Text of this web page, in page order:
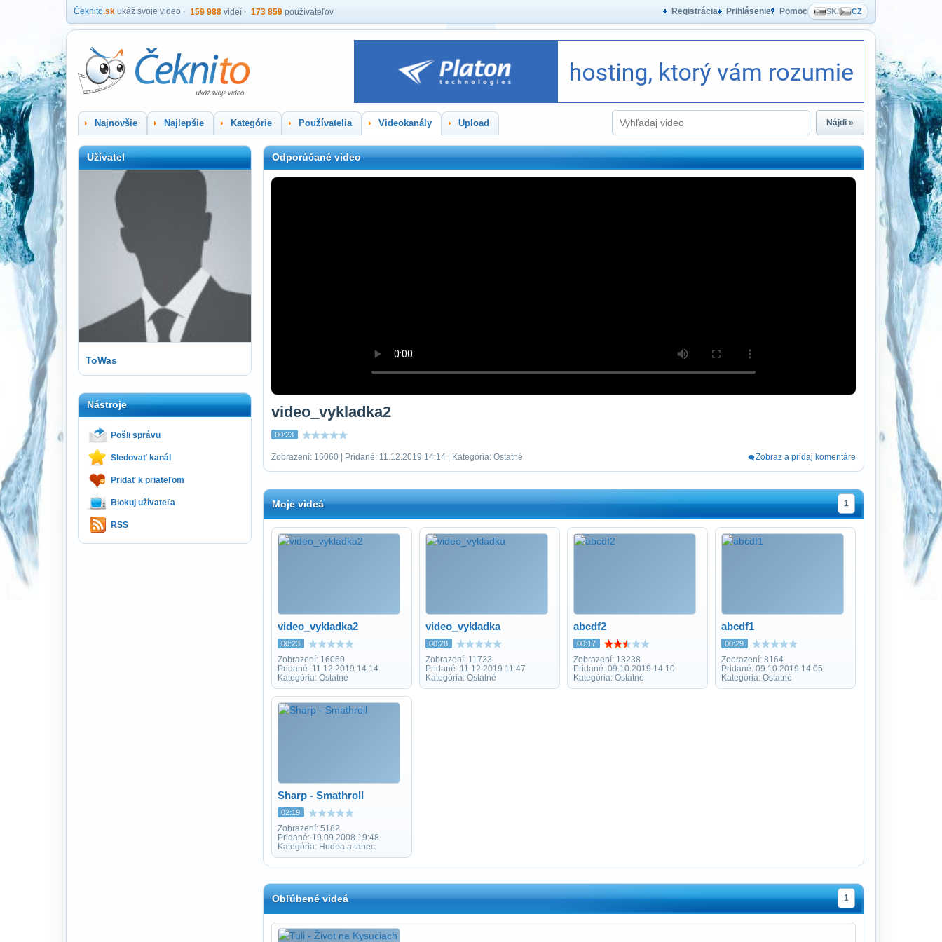
Čeknito.sk ukáž svoje video 159 988 videí 173 859 používateľov Registrácia Prihlásenie Pomoc SK/ CZ
Najnovšie Najlepšie Kategórie Používatelia Videokanály Upload Nájdi »
Užívatel
ToWas
Nástroje
Pošli správu
Sledovať kanál
Pridať k priateľom
Blokuj užívateľa
RSS
Odporúčané video
video_vykladka2
00:23
Zobrazení: 16060 | Pridané: 11.12.2019 14:14 | Kategória: Ostatné Zobraz a pridaj komentáre
Moje videá 1
video_vykladka2
00:23
Zobrazení: 16060
Pridané: 11.12.2019 14:14
Kategória: Ostatné
video_vykladka
00:28
Zobrazení: 11733
Pridané: 11.12.2019 11:47
Kategória: Ostatné
abcdf2
00:17
Zobrazení: 13238
Pridané: 09.10.2019 14:10
Kategória: Ostatné
abcdf1
00:29
Zobrazení: 8164
Pridané: 09.10.2019 14:05
Kategória: Ostatné
Sharp - Smathroll
02:19
Zobrazení: 5182
Pridané: 19.09.2008 19:48
Kategória: Hudba a tanec
Obľúbené videá 1